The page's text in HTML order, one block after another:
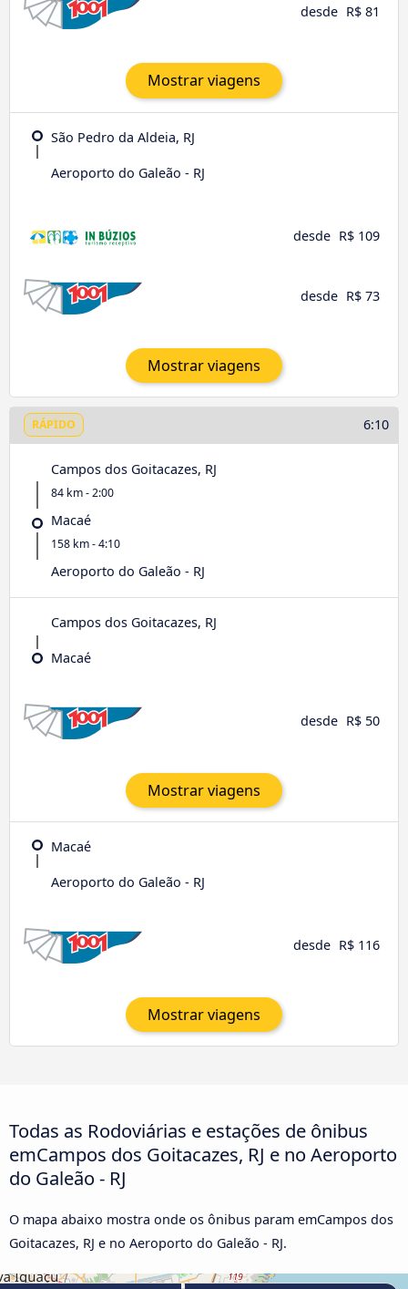
desde R$ 81
Mostrar viagens
São Pedro da Aldeia, RJ
Aeroporto do Galeão - RJ
desde R$ 109
desde R$ 73
Mostrar viagens
RÁPIDO 6:10
Campos dos Goitacazes, RJ
84 km - 2:00
Macaé
158 km - 4:10
Aeroporto do Galeão - RJ
Campos dos Goitacazes, RJ
Macaé
desde R$ 50
Mostrar viagens
Macaé
Aeroporto do Galeão - RJ
desde R$ 116
Mostrar viagens
Todas as Rodoviárias e estações de ônibus
emCampos dos Goitacazes, RJ e no Aeroporto
do Galeão - RJ
O mapa abaixo mostra onde os ônibus param emCampos dos
Goitacazes, RJ e no Aeroporto do Galeão - RJ.